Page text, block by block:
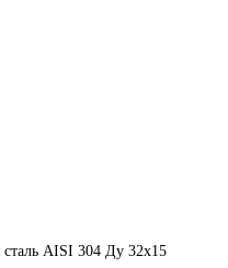
AISI 304 Ду 32х15